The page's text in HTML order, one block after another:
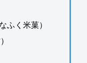
ふく米菓）